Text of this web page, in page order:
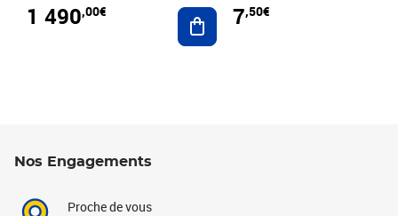
1 490,00€ Ajouter au panier
7,50€
Nos Engagements
Proche de vous